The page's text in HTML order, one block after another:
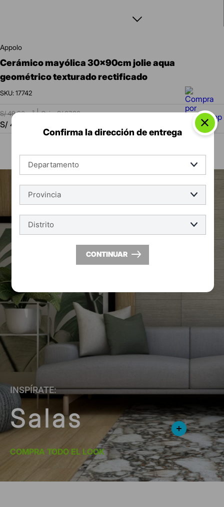
appolo
cerámico mayólica 30x90cm jolie aqua
geométrico texturado rectificado
:17742
S/49.90m²|Caja: S/67.36
S/ 44.90
INSPÍRATE:
Salas
COMPRA TODO EL LOOK
Confirma la dirección de entrega
CONTINUAR